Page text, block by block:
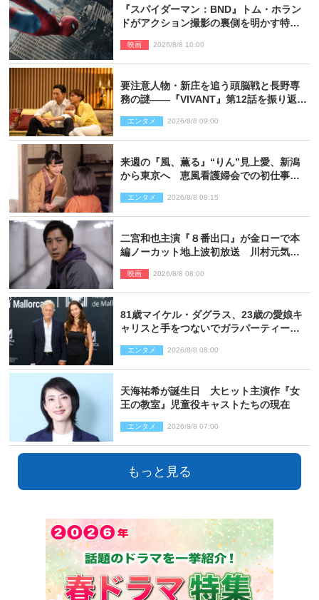
『スパイダーマン：BND』トム・ホラン
ドがアクション撮影の裏側を明かす特別
映画 2026/8/8 10:00
要注意人物・新庄を追う頭脳戦と長野専
務の謎――『VIVANT』第12話を振り返
エンタメ 2026/8/8 09:00
来週の『風、薫る』“りん”見上愛、新潟
から東京へ 恵風看護婦会での初仕事に
エンタメ 2026/8/8 08:15
二宮和也主演『８番出口』が金ローで本
編ノーカット地上波初放送 川村元気監
映画 2026/8/8 08:00
81歳マイケル・ダグラス、23歳の愛娘キ
ャリスと手をつないでガラパーティーに
エンタメ 2026/8/8 08:00
天海祐希が誕生日 大ヒット主演作『女
王の教室』児童役キャストたちの現在
エンタメ 2026/8/8 07:00
もっと見る